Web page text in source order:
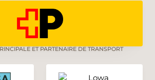
ET PARTENAIRE DE TRANSPORT